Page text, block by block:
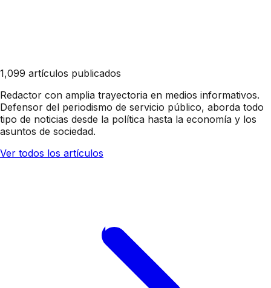
1,099 artículos publicados
Redactor con amplia trayectoria en medios informativos.
Defensor del periodismo de servicio público, aborda todo
tipo de noticias desde la política hasta la economía y los
asuntos de sociedad.
Ver todos los artículos